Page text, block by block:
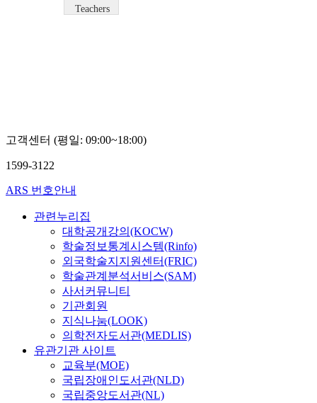
Teachers
고객센터 (평일: 09:00~18:00)
1599-3122
ARS 번호안내
관련누리집
대학공개강의(KOCW)
학술정보통계시스템(Rinfo)
외국학술지지원센터(FRIC)
학술관계분석서비스(SAM)
사서커뮤니티
기관회원
지식나눔(LOOK)
의학전자도서관(MEDLIS)
유관기관 사이트
교육부(MOE)
국립장애인도서관(NLD)
국립중앙도서관(NL)